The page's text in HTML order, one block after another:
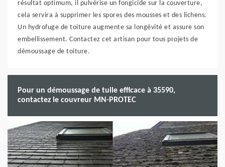
résultat optimum, il pulvérise un fongicide sur la couverture,
cela servira à supprimer les spores des mousses et des lichens.
Un hydrofuge de toiture augmente sa longévité et assure son
embellissement. Contactez cet artisan pour tous projets de
démoussage de toiture.
Pour un démoussage de tuile efficace à 35590,
contactez le couvreur MN-PROTEC